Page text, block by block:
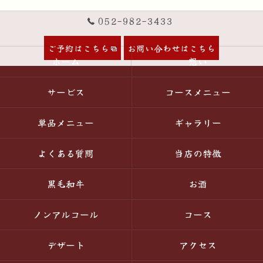
052-982-3433
ご予約はこちら お問い合わせはこちら
ホーム 想い
サービス コースメニュー
単品メニュー ギャラリー
よくある質問 当店の特徴
黒毛和牛 お酒
ノンアルコール コース
デザート アクセス